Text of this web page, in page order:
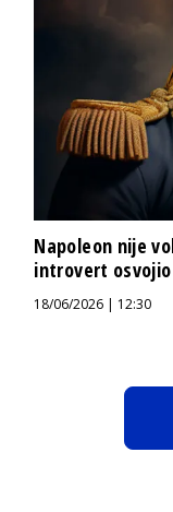
Napoleon nije
introvert osvojio
18/06/2026 | 12:30